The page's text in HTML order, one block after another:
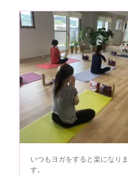
いつもヨガをすると楽になりま
す。